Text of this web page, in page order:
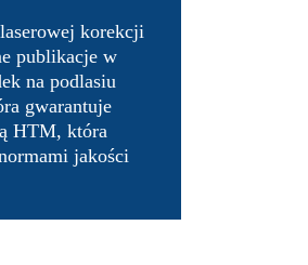
korekcji
publikacje w
na podlasiu
gwarantuje
HTM, która
jakości